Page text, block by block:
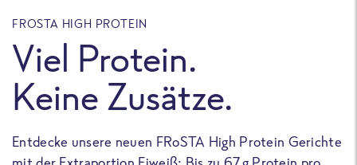
FROSTA HIGH PROTEIN
Viel Protein.
Keine Zusätze.
Entdecke unsere neuen FRoSTA High Protein Gerichte